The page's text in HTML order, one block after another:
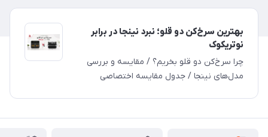
بهترین سرخ‌کن دو قلو؛ نبرد نینجا در برابر
نوتریکوک
چرا سرخ‌کن دو قلو بخریم؟ / مقایسه و بررسی
مدل‌های نینجا / جدول مقایسه اختصاصی